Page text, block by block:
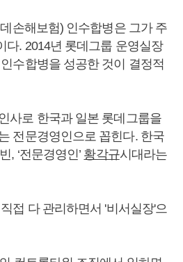
손해보험) 인수합병은 그가 주
다. 2014년 롯데그룹 운영실장
수합병을 성공한 것이 결정적
사로 한국과 일본 롯데그룹을
전문경영인으로 꼽힌다. 한국
, ‘전문경영인’ 황각규시대라는
접 다 관리하면서 '비서실장'으